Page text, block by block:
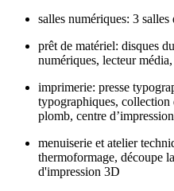
salles numériques: 3
prêt de matériel: disques
numériques, lecteur
imprimerie: presse
typographiques, collection
plomb, centre
menuiserie et atelier
thermoformage, découpe
d'impression 3D